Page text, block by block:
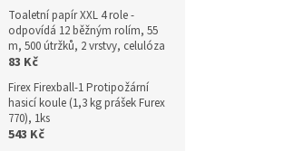
Toaletní papír XXL 4 role -
odpovídá 12 běžným rolím, 55
m, 500 útržků, 2 vrstvy, celulóza
83 Kč
Firex Firexball-1 Protipožární
hasicí koule (1,3 kg prášek Furex
770), 1ks
543 Kč